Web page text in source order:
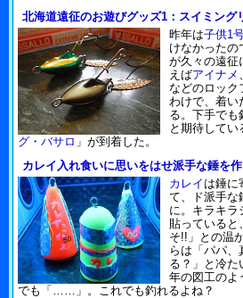
北海道遠征のお遊びグッズ1：スイミング
昨年は子供1
けなかったの
が久々の遠征
えばアイナメ
などのロック
わけで、着い
る。下手でも
と期待してい
グ・バサロ 」が到着した。
カレイ入れ食いに思いをはせ派手な錘を
カレイ は錘に
て、ド派手な
に。キラキラ
貼っていると
そ!!」との温
らは「パパ、
る？」と冷た
年の図工のよ
でも「……」。これでも釣れるよね？